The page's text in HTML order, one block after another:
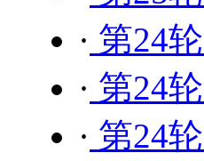
· 第24
· 第24
· 第24